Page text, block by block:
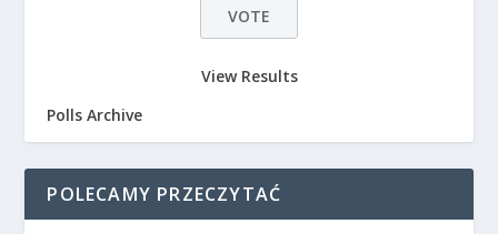
View Results
Polls Archive
POLECAMY PRZECZYTAĆ